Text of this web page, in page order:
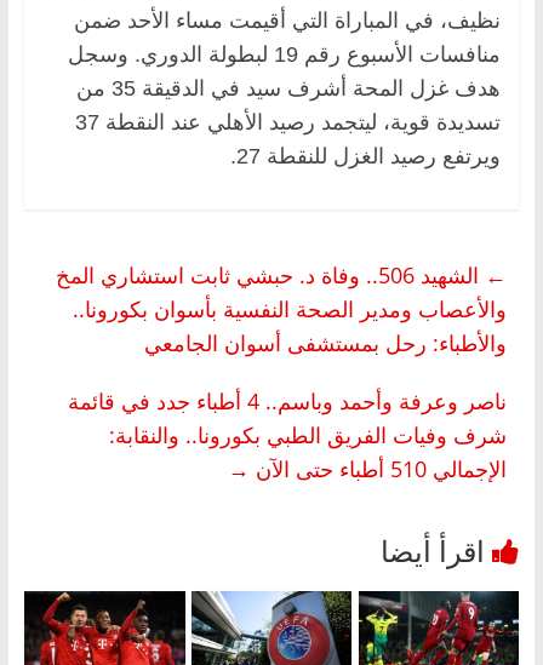
نظيف، في المباراة التي أقيمت مساء الأحد ضمن
منافسات الأسبوع رقم 19 لبطولة الدوري. وسجل
هدف غزل المحة أشرف سيد في الدقيقة 35 من
تسديدة قوية، ليتجمد رصيد الأهلي عند النقطة 37
ويرتفع رصيد الغزل للنقطة 27.
←
الشهيد 506.. وفاة د. حبشي ثابت استشاري المخ
والأعصاب ومدير الصحة النفسية بأسوان بكورونا..
والأطباء: رحل بمستشفى أسوان الجامعي
ناصر وعرفة وأحمد وباسم.. 4 أطباء جدد في قائمة
شرف وفيات الفريق الطبي بكورونا.. والنقابة:
الإجمالي 510 أطباء حتى الآن
→